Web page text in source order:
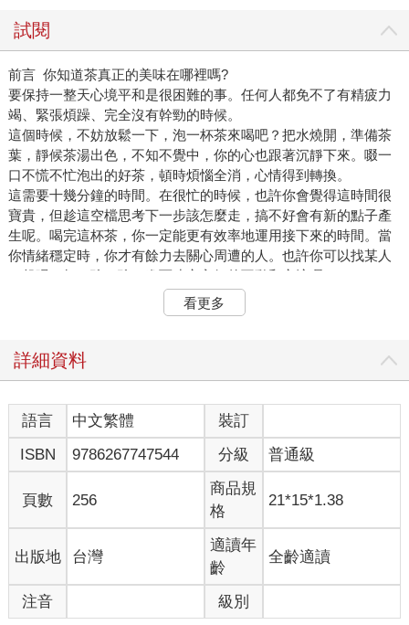
試閱
前言 你知道茶真正的美味在哪裡嗎?
要保持一整天心境平和是很困難的事。任何人都免不了有精疲力
竭、緊張煩躁、完全沒有幹勁的時候。
這個時候，不妨放鬆一下，泡一杯茶來喝吧？把水燒開，準備茶
葉，靜候茶湯出色，不知不覺中，你的心也跟著沉靜下來。啜一
口不慌不忙泡出的好茶，頓時煩惱全消，心情得到轉換。
這需要十幾分鐘的時間。在很忙的時候，也許你會覺得這時間很
寶貴，但趁這空檔思考下一步該怎麼走，搞不好會有新的點子產
生呢。喝完這杯茶，你一定能更有效率地運用接下來的時間。當
你情緒穩定時，你才有餘力去關心周遭的人。也許你可以找某人
一起喝一杯，聊一聊，進而建立良好的互動和交流喔。
「茶」對日本人來說，是再熟悉不過的飲料。不光是綠茶，焙
茶、紅茶、烏龍茶，很多人一天至少要喝上這麼一杯。日本人的
應該會更有樂趣也更美味吧？
方式一一向讀者說明。
很多人喝茶都是憑經驗去感受，其實，泡茶的手法不同，茶的味
道也會大不相同。既然要喝，當然要喝最好喝的。所以這本書也
會從科學的角度去分析，告訴你確實把茶泡好喝的方法。
廢話少說。為了讓諸君了解茶的美味，我先透露一下我個人珍藏
首先，將10g（約5茶匙）的綠茶茶葉放進茶壺裡。注入一杯份的
冰水（約100mL），靜置15分鐘。之後，將茶湯完全濾出，一杯
冷泡茶便完成了。首先，先試一下味道。不是「喝」，而是將它
含在口中，讓它在舌尖擴散。這種試味道的方法稱為「品茶」。
看更多
詳細資料
語言 中文繁體
裝訂
ISBN
9786267747544 分級 普通級
頁數 256
商品規
格
21*15*1.38
出版地 台灣
適讀年
齡
全齡適讀
注音 級別